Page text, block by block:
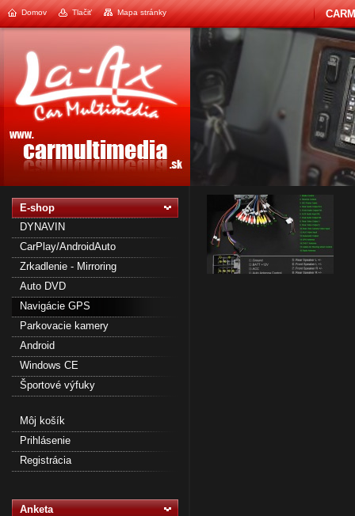
Domov Tlačiť Mapa stránky
E-shop
DYNAVIN
CarPlay/AndroidAuto
Zrkadlenie - Mirroring
Auto DVD
Navigácie GPS
Parkovacie kamery
Android
Windows CE
Športové výfuky
Môj košík
Prihlásenie
Registrácia
Anketa